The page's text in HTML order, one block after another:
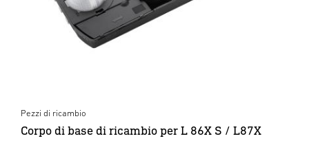
Pezzi di ricambio
Corpo di base di ricambio per L 86X S / L87X